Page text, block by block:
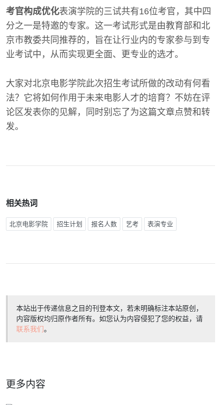
考官构成优化表演学院的三试共有16位考官，其中四
分之一是特邀的专家。这一考试形式是由教育部和北
京市教委共同推荐的，旨在让行业内的专家参与到专
业考试中，从而实现更全面、更专业的选才。
大家对北京电影学院此次招生考试所做的改动有何看
法？它将如何作用于未来电影人才的培育？不妨在评
论区发表你的见解，同时别忘了为这篇文章点赞和转
发。
相关热词
北京电影学院 招生计划 报名人数 艺考 表演专业
本站出于传递信息之目的刊登本文，若未明确标注本站原创，
内容版权均归原作者所有。如您认为内容侵犯了您的权益，请
联系我们。
更多内容